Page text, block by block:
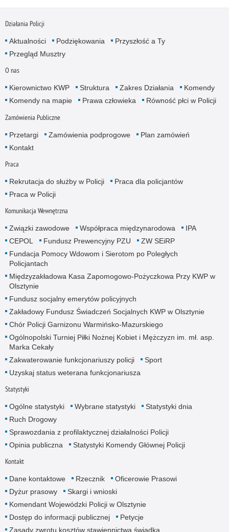
Działania Policji
Aktualności Podziękowania
Przyszłość a Ty
Przegląd Musztry
O nas
Kierownictwo KWP Struktura Zakres Działania
Komendy
Komendy na mapie
Prawa człowieka Równość płci w Policji
Zamówienia Publiczne
Przetargi Zamówienia podprogowe
Plan zamówień
Kontakt
Praca
Rekrutacja do służby w Policji
Praca dla policjantów
Praca w Policji
Komunikacja Wewnętrzna
Związki zawodowe Współpraca międzynarodowa
IPA
CEPOL
Fundusz Prewencyjny PZU
ZW SEiRP
Fundacja Pomocy Wdowom i Sierotom po Poległych
Policjantach
Międzyzakładowa Kasa Zapomogowo-Pożyczkowa Przy KWP w
Olsztynie
Fundusz socjalny emerytów policyjnych
Zakładowy Fundusz Świadczeń Socjalnych KWP w Olsztynie
Chór Policji Garnizonu Warmińsko-Mazurskiego
Ogólnopolski Turniej Piłki Nożnej Kobiet i Mężczyzn im. mł. asp.
Marka Cekały
Zakwaterowanie funkcjonariuszy policji
Sport
Uzyskaj status weterana funkcjonariusza
Statystyki
Ogólne statystyki Wybrane statystyki
Statystyki dnia
Ruch Drogowy
Sprawozdania z profilaktycznej działalności Policji
Opinia publiczna
Statystyki Komendy Głównej Policji
Kontakt
Dane kontaktowe Rzecznik
Oficerowie Prasowi
Dyżur prasowy
Skargi i wnioski
Komendant Wojewódzki Policji w Olsztynie
Dostęp do informacji publicznej
Petycje
Zasady zwrotu kosztów stawiennictwa świadka